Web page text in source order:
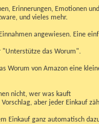
Erinnerungen, Emotionen
und vieles mehr.
angewiesen. Eine
"Unterstütze das Worum".
Worum von Amazon eine
nicht, wer was kauft
aber jeder Einkauf
Einkauf ganz automatisch